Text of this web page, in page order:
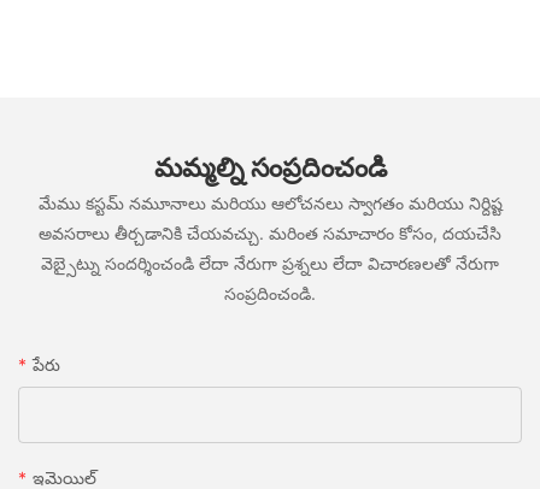
మమ్మల్ని సంప్రదించండి
మేము కస్టమ్ నమూనాలు మరియు ఆలోచనలు స్వాగతం మరియు నిర్దిష్ట
అవసరాలు తీర్చడానికి చేయవచ్చు. మరింత సమాచారం కోసం, దయచేసి
వెబ్సైట్ను సందర్శించండి లేదా నేరుగా ప్రశ్నలు లేదా విచారణలతో నేరుగా
సంప్రదించండి.
పేరు
ఇమెయిల్